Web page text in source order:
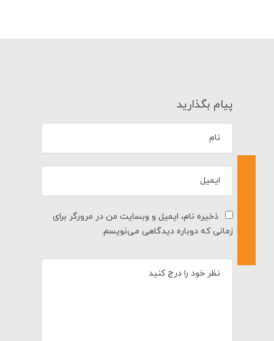
پیام بگذارید
ذخیره نام، ایمیل و وبسایت من در مرورگر برای
زمانی که دوباره دیدگاهی می‌نویسم.